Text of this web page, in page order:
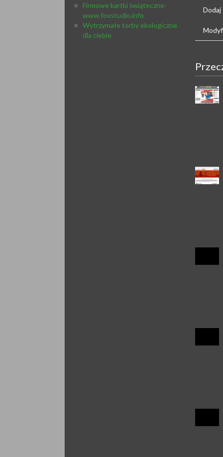
Firmowe kartki świąteczne-
www.foxstudio.info
Wytrzymałe torby ekologiczne
dla ciebie
Dodaj